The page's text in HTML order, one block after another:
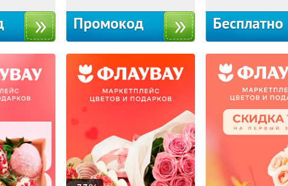
Промокод Бесплатно